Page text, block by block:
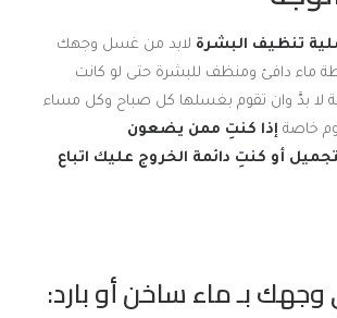
تنظيف البشرة لابد من غسل وجهك
ماء دافئ ومنظف للبشرة حتى لو كانت
لا بدَّ وان تقوم بغسلها كل صباح وكل مساء
خاصة إذا كنتِ ممن يضعون
أو كنتِ دائمة الخروج عليك اتباع
بـ ماء ساخن أو بارد: